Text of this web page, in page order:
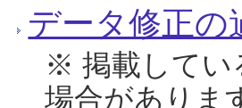
データ修正の
※ 掲載してい
場合がありま